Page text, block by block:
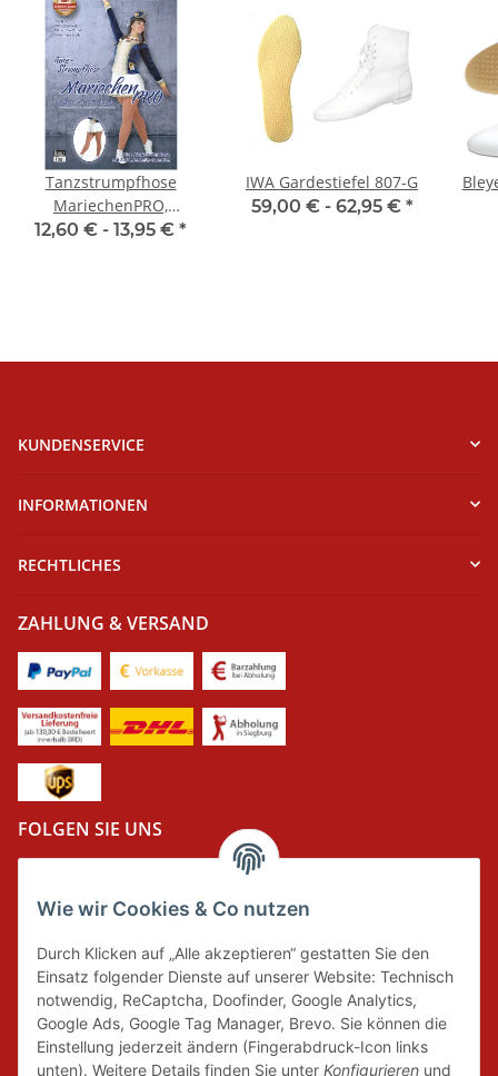
Wie wir Cookies & Co nutzen
Durch Klicken auf „Alle akzeptieren“ gestatten Sie den
Einsatz folgender Dienste auf unserer Website: Technisch
notwendig, ReCaptcha, Doofinder, Google Analytics,
Google Ads, Google Tag Manager, Brevo. Sie können die
Einstellung jederzeit ändern (Fingerabdruck-Icon links
unten). Weitere Details finden Sie unter Konfigurieren und
Tanzstrumpfhose
MariechenPRO,
Erwachsenengrößen,
12,60 € - 13,95 € *
IWA Gardestiefel 807-G
59,00 € - 62,95 € *
KUNDENSERVICE
INFORMATIONEN
RECHTLICHES
ZAHLUNG & VERSAND
FOLGEN SIE UNS
Wir tragen Verantwortung und erfüllen unsere
Pflichten zur Systembeteiligung nach dem
Verpackungsgesetz.